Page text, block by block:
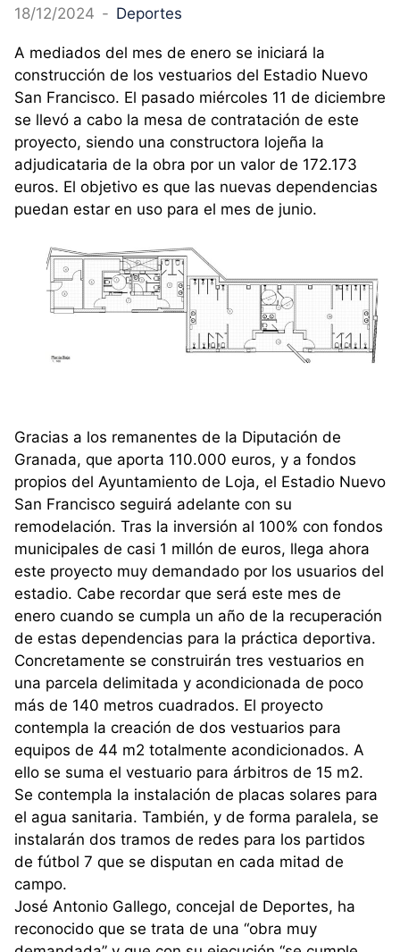
18/12/2024 - Deportes
A mediados del mes de enero se iniciará la
construcción de los vestuarios del Estadio Nuevo
San Francisco. El pasado miércoles 11 de diciembre
se llevó a cabo la mesa de contratación de este
proyecto, siendo una constructora lojeña la
adjudicataria de la obra por un valor de 172.173
euros. El objetivo es que las nuevas dependencias
puedan estar en uso para el mes de junio.
Gracias a los remanentes de la Diputación de
Granada, que aporta 110.000 euros, y a fondos
propios del Ayuntamiento de Loja, el Estadio Nuevo
San Francisco seguirá adelante con su
remodelación. Tras la inversión al 100% con fondos
municipales de casi 1 millón de euros, llega ahora
este proyecto muy demandado por los usuarios del
estadio. Cabe recordar que será este mes de
enero cuando se cumpla un año de la recuperación
de estas dependencias para la práctica deportiva.
Concretamente se construirán tres vestuarios en
una parcela delimitada y acondicionada de poco
más de 140 metros cuadrados. El proyecto
contempla la creación de dos vestuarios para
equipos de 44 m2 totalmente acondicionados. A
ello se suma el vestuario para árbitros de 15 m2.
Se contempla la instalación de placas solares para
el agua sanitaria. También, y de forma paralela, se
instalarán dos tramos de redes para los partidos
de fútbol 7 que se disputan en cada mitad de
campo.
José Antonio Gallego, concejal de Deportes, ha
reconocido que se trata de una “obra muy